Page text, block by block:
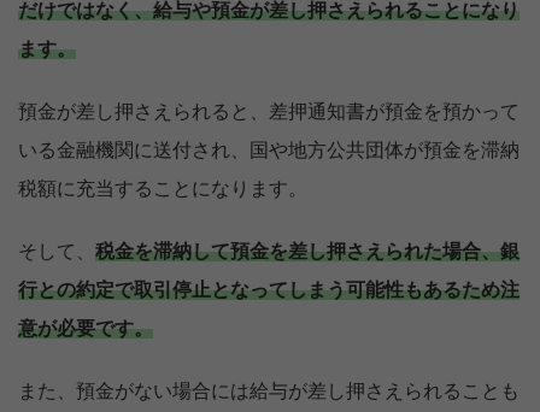
だけではなく、給与や預金が差し押さえられることになり
ます。
預金が差し押さえられると、差押通知書が預金を預かって
いる金融機関に送付され、国や地方公共団体が預金を滞納
税額に充当することになります。
そして、 税金を滞納して預金を差し押さえられた場合、銀
行との約定で取引停止となってしまう可能性もあるため注
意が必要です。
また、預金がない場合には給与が差し押さえられることも